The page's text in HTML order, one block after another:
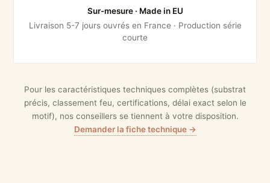
Sur-mesure · Made in EU
Livraison 5-7 jours ouvrés en France · Production série
courte
Pour les caractéristiques techniques complètes (substrat
précis, classement feu, certifications, délai exact selon le
motif), nos conseillers se tiennent à votre disposition.
Demander la fiche technique →